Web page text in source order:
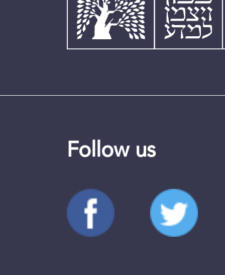
Follow us